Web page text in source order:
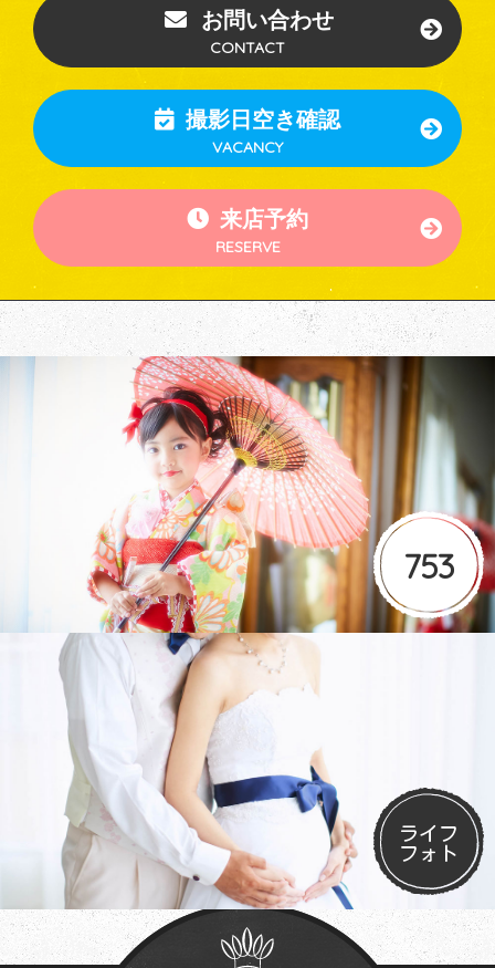
お問い合わせ
CONTACT
撮影日空き確認
VACANCY
来店予約
RESERVE
753
ライフ
フォト